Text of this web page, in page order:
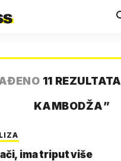
11 REZULTATA
KAMBODŽA”
ima triput više